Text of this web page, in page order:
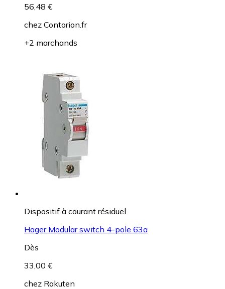
56,48 €
chez Contorion.fr
+2 marchands
Dispositif à courant résiduel
Hager Modular switch 4-pole 63a
Dès
33,00 €
chez Rakuten